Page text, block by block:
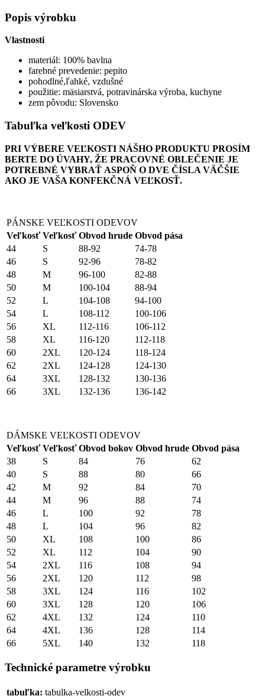
Popis výrobku
Vlastnosti
materiál: 100% bavlna
farebné prevedenie: pepito
pohodlné,ľahké, vzdušné
použitie: mäsiarstvá, potravinárska výroba, kuchyne
zem pôvodu: Slovensko
Tabuľka veľkosti ODEV
PRI VÝBERE VEĽKOSTI NÁŠHO PRODUKTU PROSÍM
BERTE DO ÚVAHY, ŽE PRACOVNÉ OBLEČENIE JE
POTREBNÉ VYBRAŤ ASPOŇ O DVE ČÍSLA VÄČŠIE
AKO JE VAŠA KONFEKČNÁ VEĽKOSŤ.
PÁNSKE VEĽKOSTI ODEVOV
Veľkosť Veľkosť Obvod hrude Obvod pása
44
S 88-92
74-78
46
S 92-96
78-82
48
M 96-100
82-88
50
M 100-104
88-94
52
L 104-108
94-100
54
L 108-112
100-106
56
XL 112-116
106-112
58
XL 116-120
112-118
60
2XL 120-124
118-124
62
2XL 124-128
124-130
64
3XL 128-132
130-136
66
3XL 132-136 136-142
DÁMSKE VEĽKOSTI ODEVOV
Veľkosť Veľkosť Obvod bokov Obvod hrude Obvod pása
38
S 84 76
62
40
S 88 80
66
42
M 92 84
70
44
M 96 88
74
46
L 100 92
78
48
L 104 96
82
50
XL 108 100
86
52
XL 112 104
90
54
2XL 116 108
94
56
2XL 120 112
98
58
3XL 124 116
102
60
3XL 128 120
106
62
4XL 132 124
110
64
4XL 136 128
114
66
5XL 140 132 118
Technické parametre výrobku
tabuľka: tabulka-velkosti-odev